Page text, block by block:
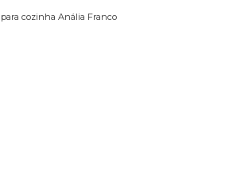
cozinha Anália Franco